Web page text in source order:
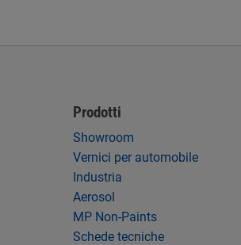
Prodotti
Showroom
Vernici per automobile
Industria
Aerosol
MP Non-Paints
Schede tecniche